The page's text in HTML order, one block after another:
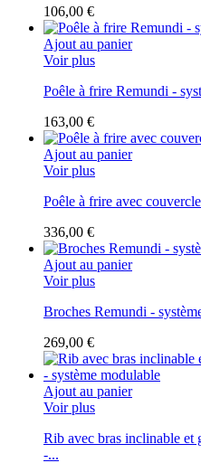
106,00 €
Ajout au panier
Voir plus
Poêle à frire Remundi -
163,00 €
Ajout au panier
Voir plus
Poêle à frire avec
336,00 €
Ajout au panier
Voir plus
Broches Remundi -
269,00 €
Ajout au panier
Voir plus
Rib avec bras inclinable et
-...